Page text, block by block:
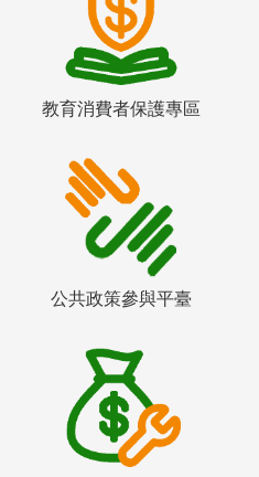
教育消費者保護專區
公共政策參與平臺